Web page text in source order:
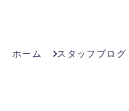
ホーム スタッフブログ